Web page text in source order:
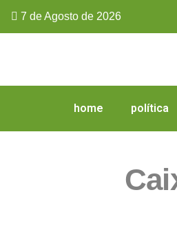
7 de Agosto de 2026
home política